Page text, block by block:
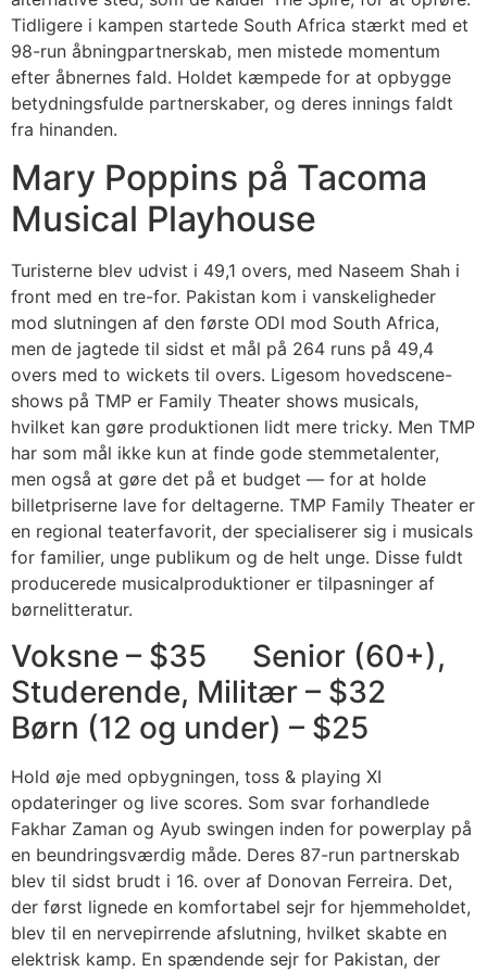
Tidligere i kampen startede South Africa stærkt med et
98-run åbningpartnerskab, men mistede momentum
efter åbnernes fald. Holdet kæmpede for at opbygge
betydningsfulde partnerskaber, og deres innings faldt
fra hinanden.
Mary Poppins på Tacoma
Musical Playhouse
Turisterne blev udvist i 49,1 overs, med Naseem Shah i
front med en tre-for. Pakistan kom i vanskeligheder
mod slutningen af den første ODI mod South Africa,
men de jagtede til sidst et mål på 264 runs på 49,4
overs med to wickets til overs. Ligesom hovedscene-
shows på TMP er Family Theater shows musicals,
hvilket kan gøre produktionen lidt mere tricky. Men TMP
har som mål ikke kun at finde gode stemmetalenter,
men også at gøre det på et budget — for at holde
billetpriserne lave for deltagerne. TMP Family Theater er
en regional teaterfavorit, der specialiserer sig i musicals
for familier, unge publikum og de helt unge. Disse fuldt
producerede musicalproduktioner er tilpasninger af
børnelitteratur.
Voksne – $35 Senior (60+),
Studerende, Militær – $32
Børn (12 og under) – $25
Hold øje med opbygningen, toss & playing XI
opdateringer og live scores. Som svar forhandlede
Fakhar Zaman og Ayub swingen inden for powerplay på
en beundringsværdig måde. Deres 87-run partnerskab
blev til sidst brudt i 16. over af Donovan Ferreira. Det,
der først lignede en komfortabel sejr for hjemmeholdet,
blev til en nervepirrende afslutning, hvilket skabte en
elektrisk kamp. En spændende sejr for Pakistan, der